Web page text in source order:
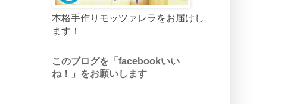
本格手作りモッツァレラをお届けし
ます！
このブログを「facebookいい
ね！」をお願いします